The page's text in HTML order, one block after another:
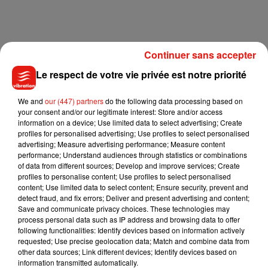
Bien entendu,l'interprète desChoses simplesavec
Slimanea relayé le post elle-même sur Facebook mais aussi
Instagram. En story, Jenifern'a en effet pas hésité à y rajouter
un GIF issu deThe Voice dans lequel elle met un pouce vers
le bas pour montrer son mécontentement.
De son côté, la chanteuse n'arrête pas. Alors qu'elle vient de
signer son grand retour dans la musique, son dernier
Le respect de votre vie privée est notre priorité
We and our (447) partnersdo the following data processing based on
your consent and/or our legitimate interest: Store and/or access
information on a device; Use limited data to select advertising; Create
profiles for personalised advertising; Use profiles to select personalised
advertising; Measure advertising performance; Measure content
performance; Understand audiences through statistics or combinations
of data from different sources; Develop and improve services; Create
profiles to personalise content; Use profiles to select personalised
content; Use limited data to select content; Ensure security, prevent and
detect fraud, and fix errors; Deliver and present advertising and content;
Save and communicate privacy choices. These technologies may
process personal data such as IP address and browsing data to offer
following functionalities: Identify devices based on information actively
requested; Use precise geolocation data; Match and combine data from
other data sources; Link different devices; Identify devices based on
information transmitted automatically.
Continuer sans accepter